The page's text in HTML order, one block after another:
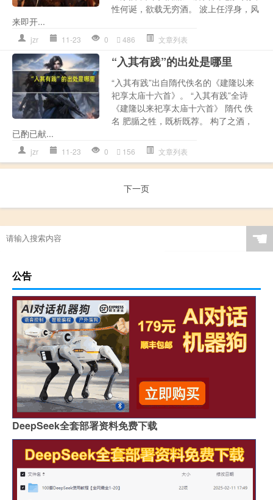
性何诞，欲载无穷酒。 波上任浮身，风
来即开...
jzr 11-23 0 486 文章列表
“入其有践”的出处是哪里
“入其有践”出自隋代佚名的《建隆以来
祀享太庙十六首》。 “入其有践”全诗
《建隆以来祀享太庙十六首》 隋代 佚
名 肥腯之牲，既析既荐。 构了之酒，
已酌已献...
jzr 11-23 0 156 文章列表
下一页
☚
公告
DeepSeek全套部署资料免费下载